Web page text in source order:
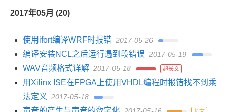
2017年05月 (20)
使用ifort编译WRF时报错 2017-05-26
编译安装NCL之后运行遇到段错误 2017-05-19
WAV音频格式详解 2017-05-18 超长文
用Xilinx ISE在FPGA上使用VHDL编程时报错找不到乘
法定义
2017-05-18